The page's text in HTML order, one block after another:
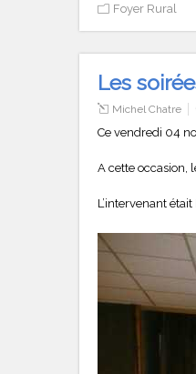
Foyer Rural
Les
Michel Chatre
Ce vendredi 04
A cette occasion,
L’intervenant